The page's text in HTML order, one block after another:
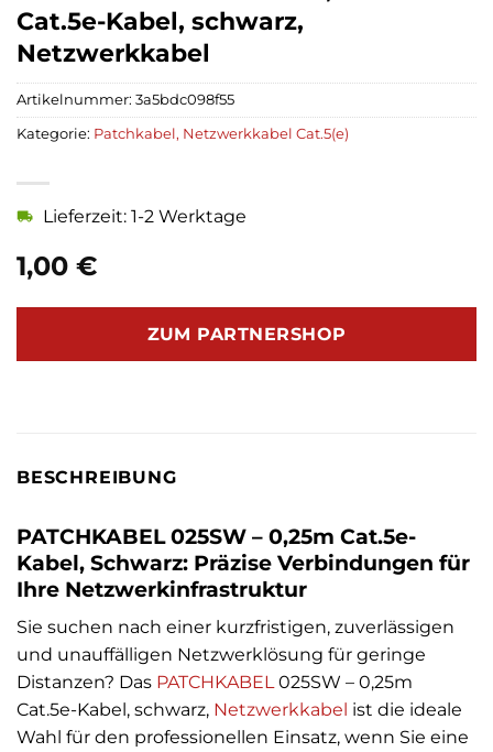
Cat.5e-Kabel, schwarz,
Netzwerkkabel
1,00 €
Lieferzeit: 1-2 Werktage
ZUM PARTNERSHOP
Artikelnummer: 3a5bdc098f55
Kategorie: Patchkabel, Netzwerkkabel Cat.5(e)
BESCHREIBUNG
PATCHKABEL 025SW – 0,25m Cat.5e-
Kabel, Schwarz: Präzise Verbindungen für
Ihre Netzwerkinfrastruktur
Sie suchen nach einer kurzfristigen, zuverlässigen
und unauffälligen Netzwerklösung für geringe
Distanzen? Das PATCHKABEL025SW – 0,25m
Cat.5e-Kabel, schwarz, Netzwerkkabel ist die ideale
Wahl für den professionellen Einsatz, wenn Sie eine